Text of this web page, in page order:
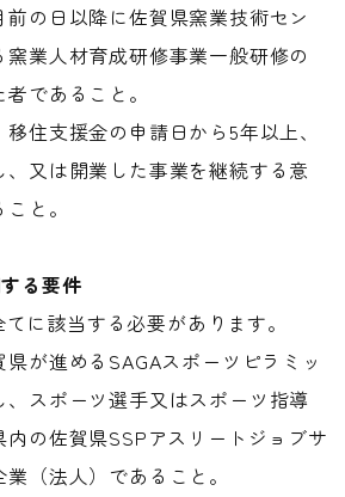
の日以降に佐賀県窯業技術セン
窯業人材育成研修事業一般研修の
であること。
住支援金の申請日から5年以上、
、又は開業した事業を継続する意
と。
る要件
に該当する必要があります。
が進めるSAGAスポーツピラミッ
、スポーツ選手又はスポーツ指導
の佐賀県SSPアスリートジョブサ
（法人）であること。